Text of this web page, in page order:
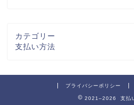
カテゴリー
支払い方法
プライバシーポリシー
2021–2026 支払